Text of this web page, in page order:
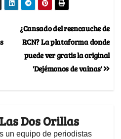
¿Cansado del reencauche de
RCN? La plataforma donde
puede ver gratis la original
'Dejémonos de vainas'
Las Dos Orillas
un equipo de periodistas